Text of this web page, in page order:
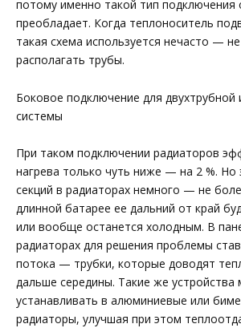
потому именно такой тип подключения
преобладает. Когда теплоноситель
такая схема используется нечасто —
располагать трубы.
Боковое подключение для двухтрубной
системы
При таком подключении радиаторов
нагрева только чуть ниже — на 2 %. Но
секций в радиаторах немного — не
длинной батарее ее дальний от край
или вообще останется холодным. В
радиаторах для решения проблемы
потока — трубки, которые доводят
дальше середины. Такие же
устанавливать в алюминиевые или
радиаторы, улучшая при этом